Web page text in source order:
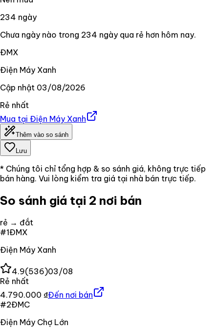
234 ngày
Chưa ngày nào trong 234 ngày qua rẻ hơn hôm nay.
ĐMX
Điện Máy Xanh
Cập nhật 03/08/2026
Rẻ nhất
Mua tại Điện Máy Xanh
Thêm vào so sánh
Lưu
* Chúng tôi chỉ tổng hợp & so sánh giá, không trực tiếp
bán hàng. Vui lòng kiểm tra giá tại nhà bán trực tiếp.
So sánh giá tại 2 nơi bán
rẻ → đắt
#1ĐMX
Điện Máy Xanh
4.9(536)03/08
Rẻ nhất
4.790.000 ₫Đến nơi bán
#2ĐMC
Điện Máy Chợ Lớn